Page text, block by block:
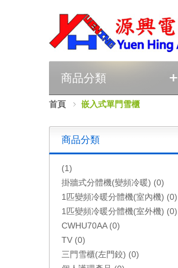
商品分類 +
首頁 嵌入式單門雪櫃
商品分類
(1)
掛牆式分體機(變頻冷暖) (0)
1匹變頻冷暖分體機(室內機) (0)
1匹變頻冷暖分體機(室外機) (0)
CWHU70AA (0)
TV (0)
三門雪櫃(左門鉸) (0)